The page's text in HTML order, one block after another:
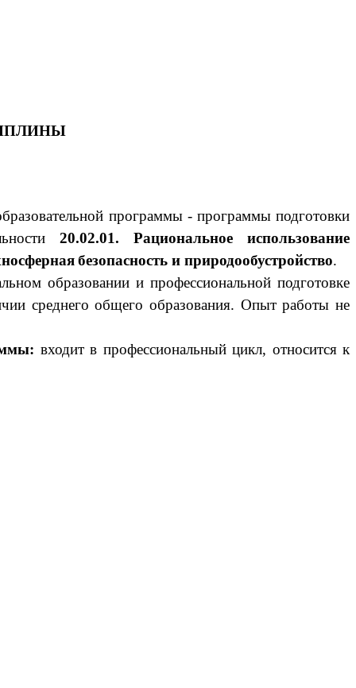
программы - программы подготовки
20.02.01.Рациональное использование
безопасность и природообустройство.
образовании и профессиональной подготовке
среднего общего образования. Опыт работы не
входит в профессиональный цикл, относится к